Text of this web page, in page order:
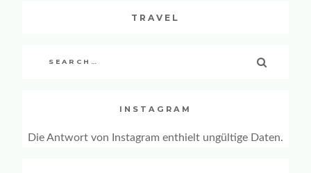
TRAVEL
Search
SEARCH
INSTAGRAM
Die Antwort von Instagram enthielt ungültige Daten.